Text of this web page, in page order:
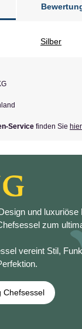
Silber
Service finden Sie hier
und luxuriöse
zum
vereint Stil,
Chefsessel